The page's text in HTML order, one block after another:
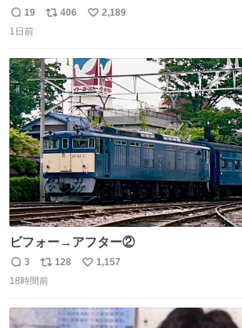
直後の鳥山明さんと、小山茉美さんです。
返
信
19
リ
ト
数
406
い
数
2,189
1日前
ビフォー→アフター②
返
信
3
リ
ポ
128
い
数
1,157
18時間前